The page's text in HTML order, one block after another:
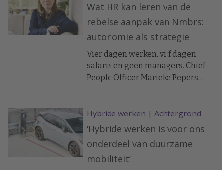
Wat HR kan leren van de
rebelse aanpak van Nmbrs:
autonomie als strategie
Vier dagen werken, vijf dagen
salaris en geen managers. Chief
People Officer Marieke Pepers
het klassieke werkmodel, het roer
moet om.”
Hybride werken | Achtergrond
‘Hybride werken is voor ons
onderdeel van duurzame
mobiliteit’